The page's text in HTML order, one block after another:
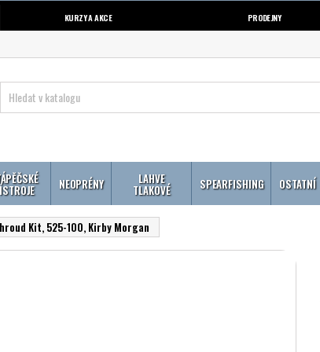
KURZY A AKCE PRODEJNY
NEOPRÉNY LAHVE
TLAKOVÉ SPEARFISHING OSTATNÍ
Kit, 525-100, Kirby Morgan